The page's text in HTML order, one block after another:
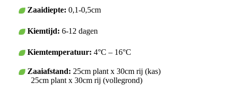
Zaaidiepte: 0,1-0,5cm
Kiemtijd: 6-12 dagen
Kiemtemperatuur: 4°C – 16°C
Zaaiafstand: 25cm plant x 30cm rij (kas)
25cm plant x 30cm rij (vollegrond)